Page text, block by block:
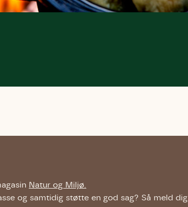
Natur og Miljø.
og samtidig støtte en god sag? Så meld dig